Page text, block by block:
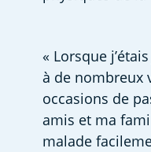
« Lorsque
à de nombreux
occasions de
amis et ma
malade